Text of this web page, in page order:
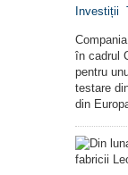
Investiții
în cadrul
pentru
testare
din